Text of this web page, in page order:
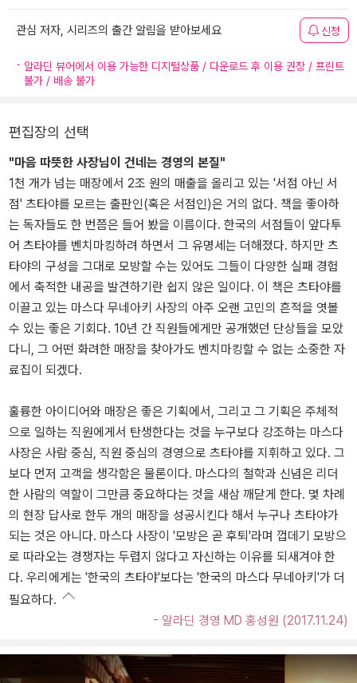
관심 저자, 시리즈의 출간 알림을 받아보세요 신청
알라딘 뷰어에서 이용 가능한 디지털상품 / 다운로드 후 이용 권장 / 프린트
불가 / 배송 불가
편집장의 선택
"마음 따뜻한 사장님이 건네는 경영의 본질"
1천 개가 넘는 매장에서 2조 원의 매출을 올리고 있는 '서점 아닌 서
점' 츠타야를 모르는 출판인(혹은 서점인)은 거의 없다. 책을 좋아하
는 독자들도 한 번쯤은 들어 봤을 이름이다. 한국의 서점들이 앞다투
어 츠타야를 벤치마킹하려 하면서 그 유명세는 더해졌다. 하지만 츠
타야의 구성을 그대로 모방할 수는 있어도 그들이 다양한 실패 경험
에서 축적한 내공을 발견하기란 쉽지 않은 일이다. 이 책은 츠타야를
이끌고 있는 마스다 무네아키 사장의 아주 오랜 고민의 흔적을 엿볼
수 있는 좋은 기회다. 10년 간 직원들에게만 공개했던 단상들을 모았
다니, 그 어떤 화려한 매장을 찾아가도 벤치마킹할 수 없는 소중한 자
료집이 되겠다.
훌륭한 아이디어와 매장은 좋은 기획에서, 그리고 그 기획은 주체적
으로 일하는 직원에게서 탄생한다는 것을 누구보다 강조하는 마스다
사장은 사람 중심, 직원 중심의 경영으로 츠타야를 지휘하고 있다. 그
보다 먼저 고객을 생각함은 물론이다. 마스다의 철학과 신념은 리더
한 사람의 역할이 그만큼 중요하다는 것을 새삼 깨닫게 한다. 몇 차례
의 현장 답사로 한두 개의 매장을 성공시킨다 해서 누구나 츠타야가
되는 것은 아니다. 마스다 사장이 '모방은 곧 후퇴'라며 껍데기 모방으
로 따라오는 경쟁자는 두렵지 않다고 자신하는 이유를 되새겨야 한
다. 우리에게는 '한국의 츠타야'보다는 '한국의 마스다 무네아키'가 더
필요하다.
- 알라딘 경영 MD 홍성원 (2017.11.24)